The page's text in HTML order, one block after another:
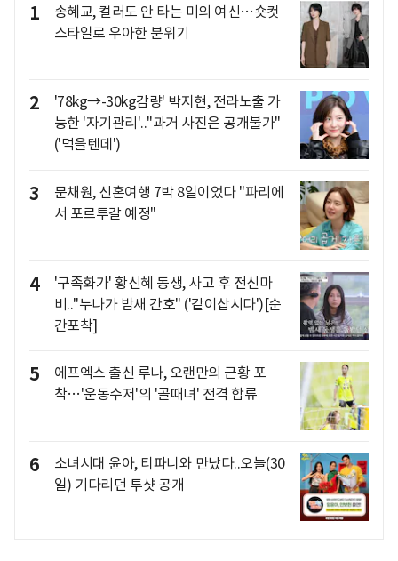
1
송혜교, 컬러도 안 타는 미의 여신…숏컷
스타일로 우아한 분위기
2
'78kg→-30kg감량' 박지현, 전라노출 가
능한 '자기관리'.."과거 사진은 공개불가"
('먹을텐데')
3
문채원, 신혼여행 7박 8일이었다 "파리에
서 포르투갈 예정"
4
'구족화가' 황신혜 동생, 사고 후 전신마
비.."누나가 밤새 간호" ('같이삽시다')[순
간포착]
5
에프엑스 출신 루나, 오랜만의 근황 포
착…'운동수저'의 '골때녀' 전격 합류
6
소녀시대 윤아, 티파니와 만났다..오늘(30
일) 기다리던 투샷 공개